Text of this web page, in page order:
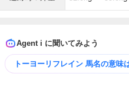
Agent i に聞いてみよう
トーヨーリフレイン 馬名の意味